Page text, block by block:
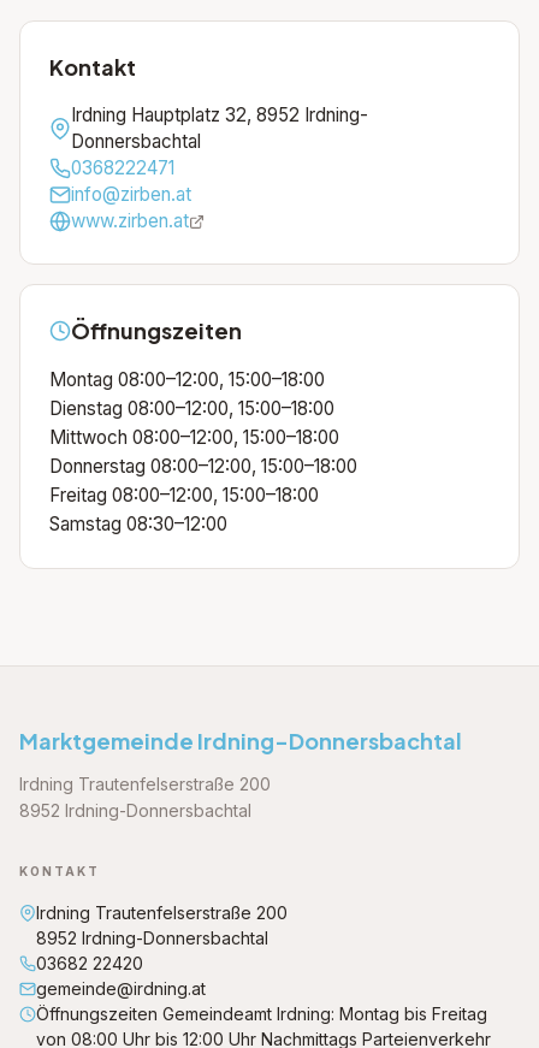
Kontakt
Irdning Hauptplatz 32, 8952 Irdning-
Donnersbachtal
0368222471
info@zirben.at
www.zirben.at
Öffnungszeiten
Montag 08:00–12:00, 15:00–18:00
Dienstag 08:00–12:00, 15:00–18:00
Mittwoch 08:00–12:00, 15:00–18:00
Donnerstag 08:00–12:00, 15:00–18:00
Freitag 08:00–12:00, 15:00–18:00
Samstag 08:30–12:00
Marktgemeinde Irdning-Donnersbachtal
Irdning Trautenfelserstraße 200
8952 Irdning-Donnersbachtal
KONTAKT
Irdning Trautenfelserstraße 200
8952 Irdning-Donnersbachtal
03682 22420
gemeinde@irdning.at
Öffnungszeiten Gemeindeamt Irdning: Montag bis Freitag
von 08:00 Uhr bis 12:00 Uhr Nachmittags Parteienverkehr